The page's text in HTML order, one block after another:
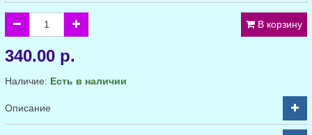
В корзину
340.00 р.
Наличие: Есть в наличии
Описание